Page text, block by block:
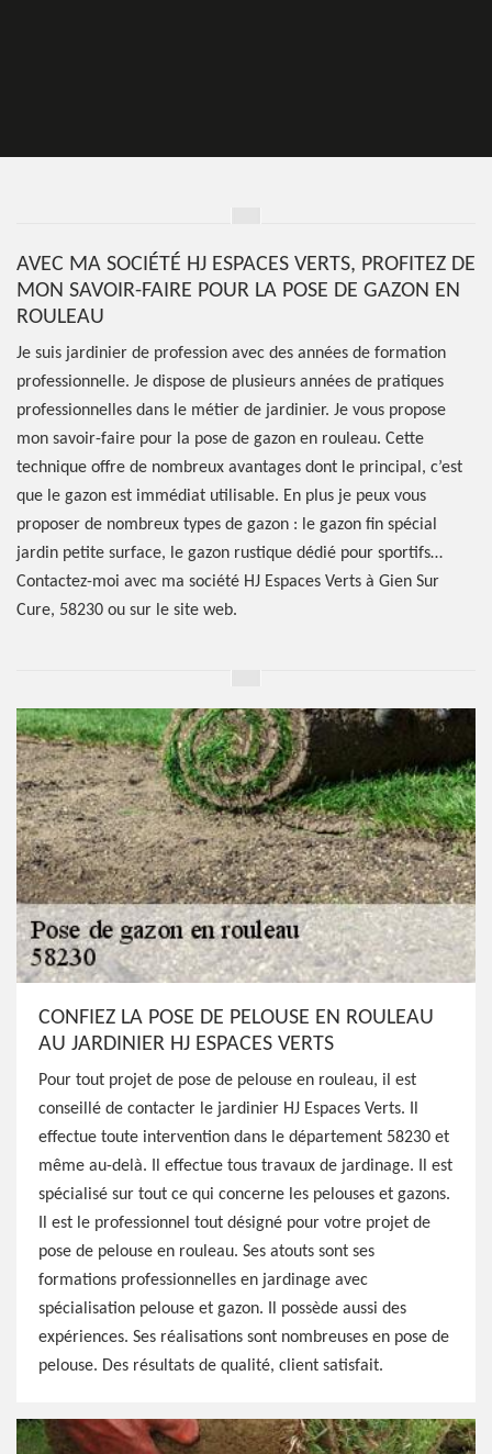
AVEC MA SOCIÉTÉ HJ ESPACES VERTS, PROFITEZ DE
MON SAVOIR-FAIRE POUR LA POSE DE GAZON EN
ROULEAU
Je suis jardinier de profession avec des années de formation
professionnelle. Je dispose de plusieurs années de pratiques
professionnelles dans le métier de jardinier. Je vous propose
mon savoir-faire pour la pose de gazon en rouleau. Cette
technique offre de nombreux avantages dont le principal, c’est
que le gazon est immédiat utilisable. En plus je peux vous
proposer de nombreux types de gazon : le gazon fin spécial
jardin petite surface, le gazon rustique dédié pour sportifs…
Contactez-moi avec ma société HJ Espaces Verts à Gien Sur
Cure, 58230 ou sur le site web.
CONFIEZ LA POSE DE PELOUSE EN ROULEAU
AU JARDINIER HJ ESPACES VERTS
Pour tout projet de pose de pelouse en rouleau, il est
conseillé de contacter le jardinier HJ Espaces Verts. Il
effectue toute intervention dans le département 58230 et
même au-delà. Il effectue tous travaux de jardinage. Il est
spécialisé sur tout ce qui concerne les pelouses et gazons.
Il est le professionnel tout désigné pour votre projet de
pose de pelouse en rouleau. Ses atouts sont ses
formations professionnelles en jardinage avec
spécialisation pelouse et gazon. Il possède aussi des
expériences. Ses réalisations sont nombreuses en pose de
pelouse. Des résultats de qualité, client satisfait.